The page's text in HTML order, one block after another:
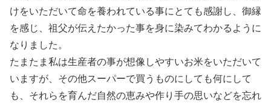
けをいただいて命を養われている事にとても感謝し、御縁
を感じ、祖父が伝えたかった事を身に染みてわかるように
なりました。
たまたま私は生産者の事が想像しやすいお米をいただいて
いますが、その他スーパーで買うものにしても何にして
も、それらを育んだ自然の恵みや作り手の思いなどを忘れ